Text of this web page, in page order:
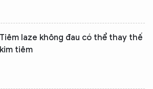
Tiêm laze không đau có thể thay thế
kim tiêm